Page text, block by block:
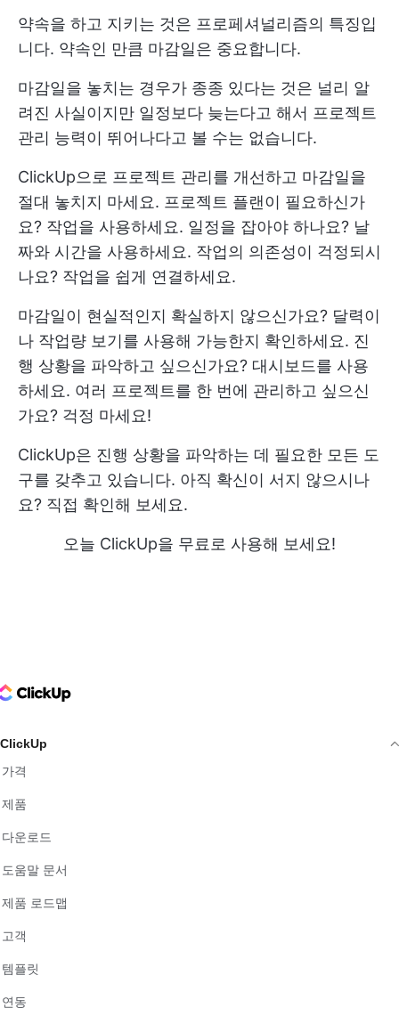
약속을 하고 지키는 것은 프로페셔널리즘의 특징입
니다. 약속인 만큼 마감일은 중요합니다.
마감일을 놓치는 경우가 종종 있다는 것은 널리 알
려진 사실이지만 일정보다 늦는다고 해서 프로젝트
관리 능력이 뛰어나다고 볼 수는 없습니다.
ClickUp으로 프로젝트 관리를 개선하고 마감일을
절대 놓치지 마세요. 프로젝트 플랜이 필요하신가
요? 작업을 사용하세요. 일정을 잡아야 하나요? 날
짜와 시간을 사용하세요. 작업의 의존성이 걱정되시
나요? 작업을 쉽게 연결하세요.
마감일이 현실적인지 확실하지 않으신가요? 달력이
나 작업량 보기를 사용해 가능한지 확인하세요. 진
행 상황을 파악하고 싶으신가요? 대시보드를 사용
하세요. 여러 프로젝트를 한 번에 관리하고 싶으신
가요? 걱정 마세요!
ClickUp은 진행 상황을 파악하는 데 필요한 모든 도
구를 갖추고 있습니다. 아직 확신이 서지 않으시나
요? 직접 확인해 보세요.
오늘 ClickUp을 무료로 사용해 보세요!
Logo
ClickUp
가격
제품
다운로드
도움말 문서
제품 로드맵
고객
템플릿
연동